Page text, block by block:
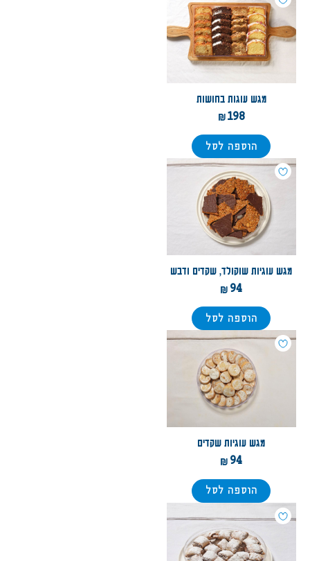
מגש עוגות בחושות
198
הוספה לסל
מגש עוגיות שוקולד, שקדים ודבש
94
הוספה לסל
מגש עוגיות שקדים
94
הוספה לסל